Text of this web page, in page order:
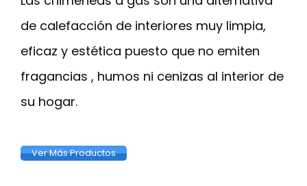
de calefacción de interiores muy limpia,
eficaz y estética puesto que no emiten
fragancias , humos ni cenizas al interior de
su hogar.
Ver Más Productos